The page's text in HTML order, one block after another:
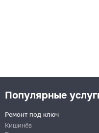
Популярные
Ремонт под ключ
Кишинёв